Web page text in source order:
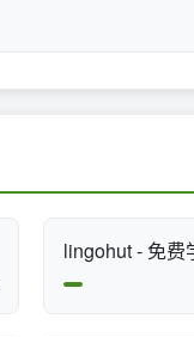
lingohut - 免费